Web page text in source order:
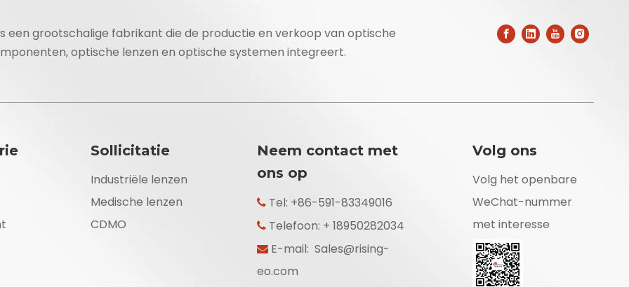
een grootschalige fabrikant die de productie en verkoop van optische
optische lenzen en optische systemen integreert.
Sollicitatie
Industriële lenzen
Medische lenzen
CDMO
Neem contact met
ons op
 Tel: +86-591-83349016
 Telefoon: + 18950282034
E-mail: Sales@rising-
eo.com
Volg ons
Volg het openbare
WeChat-nummer
met interesse